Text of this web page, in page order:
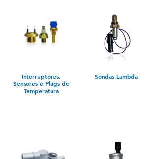
Interruptores,
Sensores e Plugs de
Temperatura
Sondas Lambda